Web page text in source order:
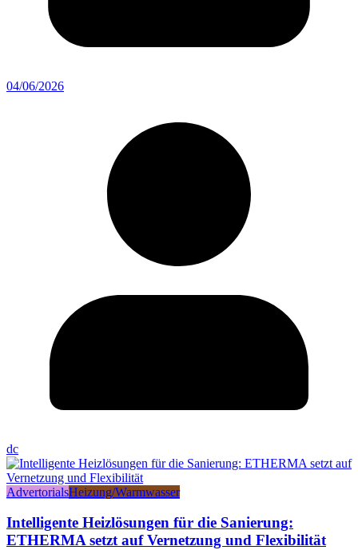
04/06/2026
dc
AdvertorialsHeizung/Warmwasser
Intelligente Heizlösungen für die Sanierung:
ETHERMA setzt auf Vernetzung und Flexibilität